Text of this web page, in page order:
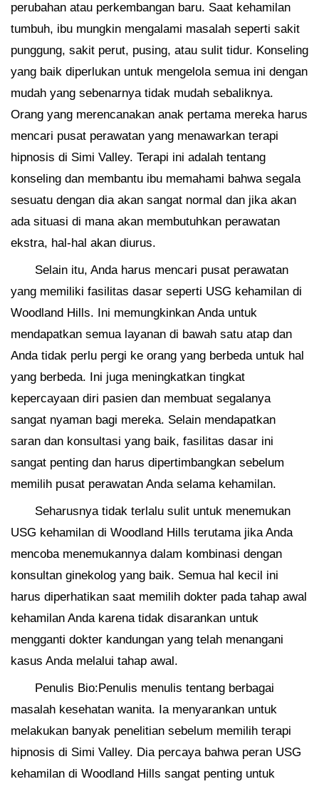
perubahan atau perkembangan baru. Saat kehamilan
tumbuh, ibu mungkin mengalami masalah seperti sakit
punggung, sakit perut, pusing, atau sulit tidur. Konseling
yang baik diperlukan untuk mengelola semua ini dengan
mudah yang sebenarnya tidak mudah sebaliknya.
Orang yang merencanakan anak pertama mereka harus
mencari pusat perawatan yang menawarkan terapi
hipnosis di Simi Valley. Terapi ini adalah tentang
konseling dan membantu ibu memahami bahwa segala
sesuatu dengan dia akan sangat normal dan jika akan
ada situasi di mana akan membutuhkan perawatan
ekstra, hal-hal akan diurus.
Selain itu, Anda harus mencari pusat perawatan
yang memiliki fasilitas dasar seperti USG kehamilan di
Woodland Hills. Ini memungkinkan Anda untuk
mendapatkan semua layanan di bawah satu atap dan
Anda tidak perlu pergi ke orang yang berbeda untuk hal
yang berbeda. Ini juga meningkatkan tingkat
kepercayaan diri pasien dan membuat segalanya
sangat nyaman bagi mereka. Selain mendapatkan
saran dan konsultasi yang baik, fasilitas dasar ini
sangat penting dan harus dipertimbangkan sebelum
memilih pusat perawatan Anda selama kehamilan.
Seharusnya tidak terlalu sulit untuk menemukan
USG kehamilan di Woodland Hills terutama jika Anda
mencoba menemukannya dalam kombinasi dengan
konsultan ginekolog yang baik. Semua hal kecil ini
harus diperhatikan saat memilih dokter pada tahap awal
kehamilan Anda karena tidak disarankan untuk
mengganti dokter kandungan yang telah menangani
kasus Anda melalui tahap awal.
Penulis Bio:Penulis menulis tentang berbagai
masalah kesehatan wanita. Ia menyarankan untuk
melakukan banyak penelitian sebelum memilih terapi
hipnosis di Simi Valley. Dia percaya bahwa peran USG
kehamilan di Woodland Hills sangat penting untuk